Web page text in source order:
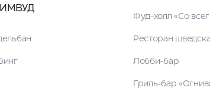
Фуд-холл «Со
Ресторан
Лобби-бар
Гриль-бар